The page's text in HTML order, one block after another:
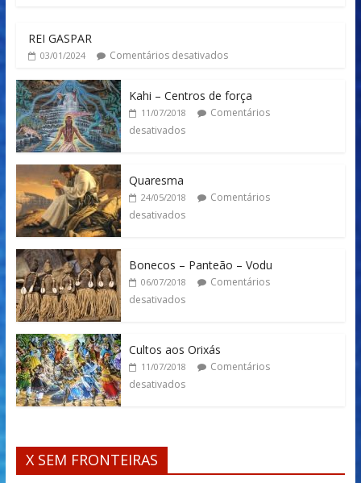
REI GASPAR
03/01/2024 Comentários desativados
Kahi – Centros de força
11/07/2018
Comentários
desativados
Quaresma
24/05/2018
Comentários
desativados
Bonecos – Panteão – Vodu
06/07/2018
Comentários
desativados
Cultos aos Orixás
11/07/2018
Comentários
desativados
X SEM FRONTEIRAS